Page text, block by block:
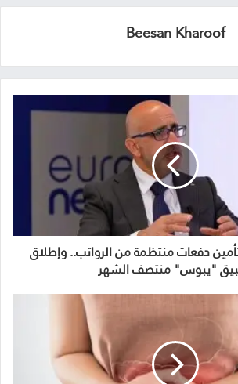
Beesan Kharoof
دفعات منتظمة من الرواتب.. وإطلاق
"يبوس" منتصف الشهر